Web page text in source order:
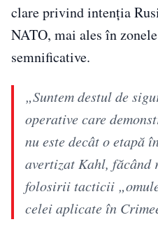
clare privind intenția
NATO, mai ales în
semnificative.
„Suntem destul de
operative care
nu este decât o etapă
avertizat Kahl,
folosirii tacticii
celei aplicate în